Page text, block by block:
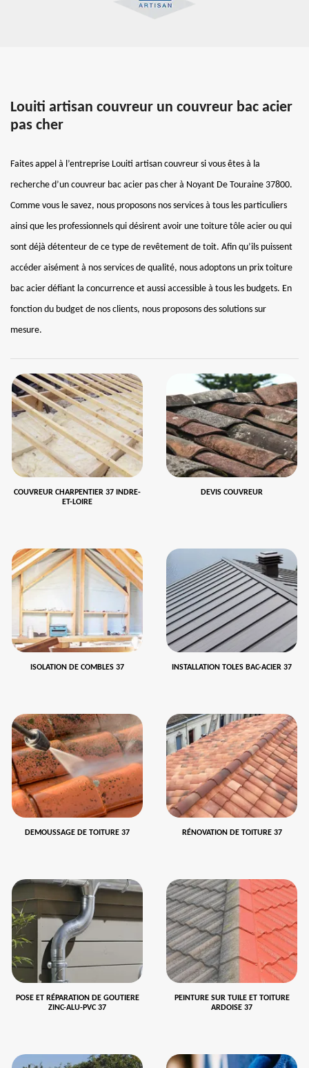
Louiti artisan couvreur un couvreur bac acier
pas cher
Faites appel à l’entreprise Louiti artisan couvreur si vous êtes à la
recherche d’un couvreur bac acier pas cher à Noyant De Touraine 37800.
Comme vous le savez, nous proposons nos services à tous les particuliers
ainsi que les professionnels qui désirent avoir une toiture tôle acier ou qui
sont déjà détenteur de ce type de revêtement de toit. Afin qu’ils puissent
accéder aisément à nos services de qualité, nous adoptons un prix toiture
bac acier défiant la concurrence et aussi accessible à tous les budgets. En
fonction du budget de nos clients, nous proposons des solutions sur
mesure.
COUVREUR CHARPENTIER 37 INDRE-
ET-LOIRE
DEVIS COUVREUR
ISOLATION DE COMBLES 37 INSTALLATION TOLES BAC-ACIER 37
DEMOUSSAGE DE TOITURE 37 RÉNOVATION DE TOITURE 37
POSE ET RÉPARATION DE GOUTIERE
ZINC-ALU-PVC 37
PEINTURE SUR TUILE ET TOITURE
ARDOISE 37